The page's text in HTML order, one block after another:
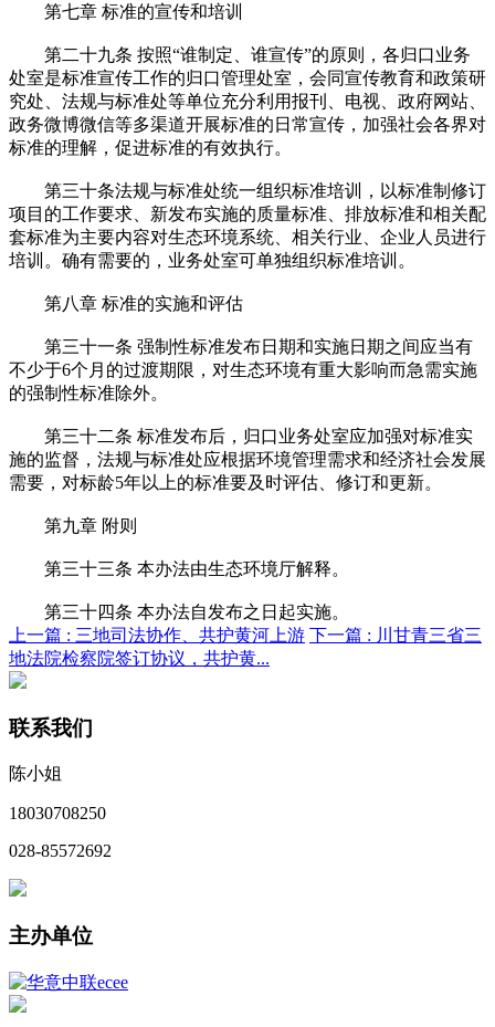
第七章 标准的宣传和培训
第二十九条 按照“谁制定、谁宣传”的原则，各归口业务
处室是标准宣传工作的归口管理处室，会同宣传教育和政策研
究处、法规与标准处等单位充分利用报刊、电视、政府网站、
政务微博微信等多渠道开展标准的日常宣传，加强社会各界对
标准的理解，促进标准的有效执行。
第三十条法规与标准处统一组织标准培训，以标准制修订
项目的工作要求、新发布实施的质量标准、排放标准和相关配
套标准为主要内容对生态环境系统、相关行业、企业人员进行
培训。确有需要的，业务处室可单独组织标准培训。
第八章 标准的实施和评估
第三十一条 强制性标准发布日期和实施日期之间应当有
不少于6个月的过渡期限，对生态环境有重大影响而急需实施
的强制性标准除外。
第三十二条 标准发布后，归口业务处室应加强对标准实
施的监督，法规与标准处应根据环境管理需求和经济社会发展
需要，对标龄5年以上的标准要及时评估、修订和更新。
第九章 附则
第三十三条 本办法由生态环境厅解释。
第三十四条 本办法自发布之日起实施。
上一篇 : 三地司法协作、共护黄河上游 下一篇 : 川甘青三省三
地法院检察院签订协议，共护黄...
联系我们
陈小姐
18030708250
028-85572692
主办单位